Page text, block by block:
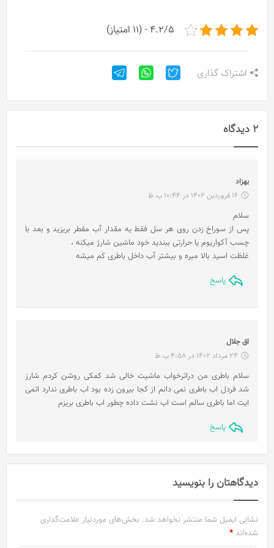
4.2/5 - (11 امتیاز)
اشتراک گذاری
2 دیدگاه
بهزاد
ف
:
16 فروردین 1402 در 10:44 ب.ظ
سلام
پس از سوراخ زدن روی هر سل فقط یه مقدار آب مقطر بریزید و بعد با
چسب آکواریوم یا حرارتی ببندید خود ماشین شارژ میکنه ،
غلظت اسید بالا میره و بیشتر آب داخل باطری کم میشه
پاسخ
اق جلال
ف
ت
:
24 مرداد 1402 در 4:58 ب.ظ
سلام باطری من دراثرخواب ماشیت خالی شد کمکی روشن کردم شارز
شد فردل اب باطری نمی دانم از کجا بیرون زده بود اب باطری ندارد اتمی
ایت اما باطری سالم است اب نشت داده چطور اب باطری بریزم
پاسخ
دیدگاهتان را بنویسید
نشانی ایمیل شما منتشر نخواهد شد. بخش‌های موردنیاز علامت‌گذاری
شده‌اند *